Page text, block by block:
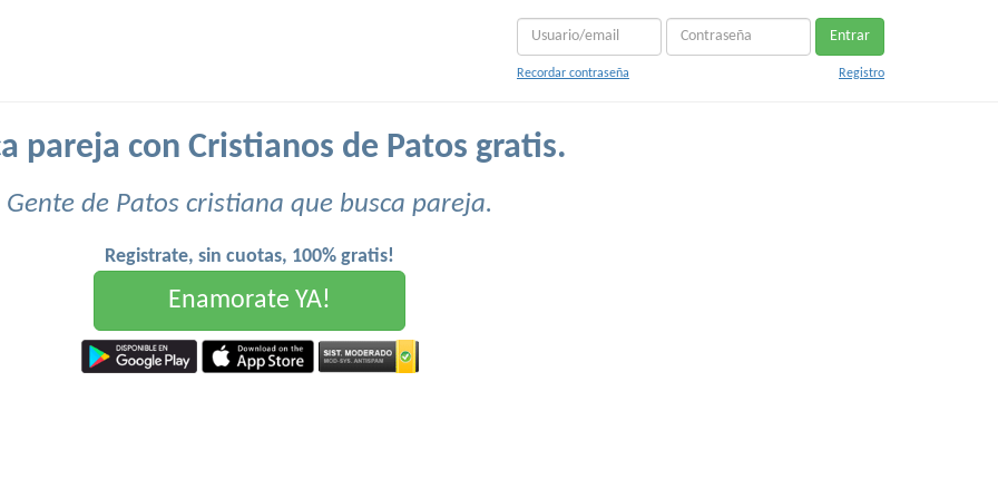
Entrar
Recordar contraseña Registro
pareja con Cristianos de Patos gratis.
Gente de Patos cristiana que busca pareja.
Registrate, sin cuotas, 100% gratis!
Enamorate YA!